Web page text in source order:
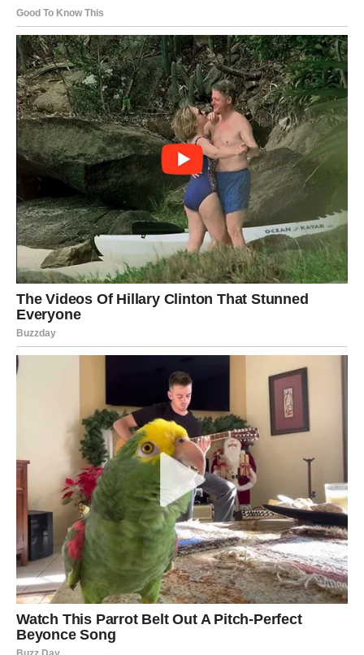
To vam vraća osjećaj sigurnosti.
Poruka zvijezda
Nastavite graditi ono što ste započeli.
VODOLIJA
Nova ideja vodi prema uspjehu
Vodolije će biti inspirisane da pokrenu projekat koji dugo
planiraju.
Pred vama su veoma korisni dani.
Poruka zvijezda
Vjerujte svojoj kreativnosti.
ZVIJEZDE VAM PRIPREMAJU TRENUTAK
KOJI ĆETE DUGO PAMTITI
Ribe su apsolutni favoriti ovog horoskopa.
Zvijezde simbolično ukazuju da ulazite u razdoblje u
životnih oblasti odjednom. Ljubavni život donosi mnogo
topline i iskrenih emocija, dok poslovni planovi pokazuju